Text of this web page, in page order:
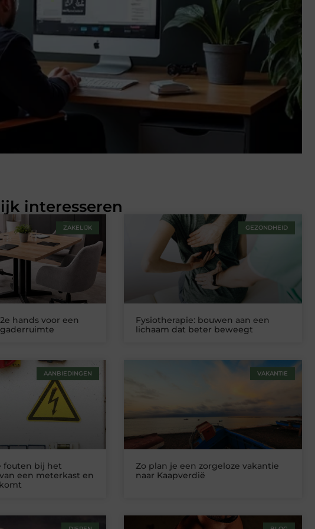
interesseren
ZAKELIJK
hands voor een
GEZONDHEID
Fysiotherapie: bouwen aan een
lichaam dat beter beweegt
AANBIEDINGEN
fouten bij het
een meterkast en
VAKANTIE
Zo plan je een zorgeloze vakantie
naar Kaapverdië